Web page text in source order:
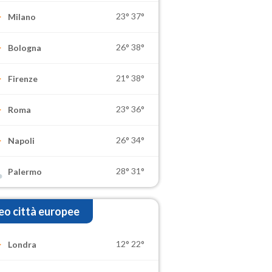
Milano 23° 37°
Bologna 26° 38°
Firenze 21° 38°
Roma 23° 36°
Napoli 26° 34°
Palermo 28° 31°
città europee
Londra 12° 22°